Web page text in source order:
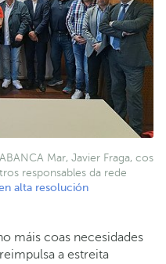
Mar, Javier Fraga, cos
responsables da rede
alta resolución
máis coas necesidades
a estreita